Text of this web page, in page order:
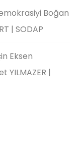
Boğan
| SODAP
Eksen
YILMAZER |